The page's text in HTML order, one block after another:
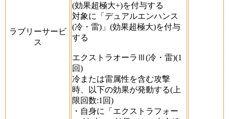
ラブリーサービ
ス
(効果超極大+)を付与する
対象に「デュアルエンハンス
(冷・雷)」(効果超極大)を付与
する
エクストラオーラⅢ(冷・雷)(1
回)
冷または雷属性を含む攻撃
時、以下の効果が発動する(上
限回数:1回)
・自身に「エクストラフォー